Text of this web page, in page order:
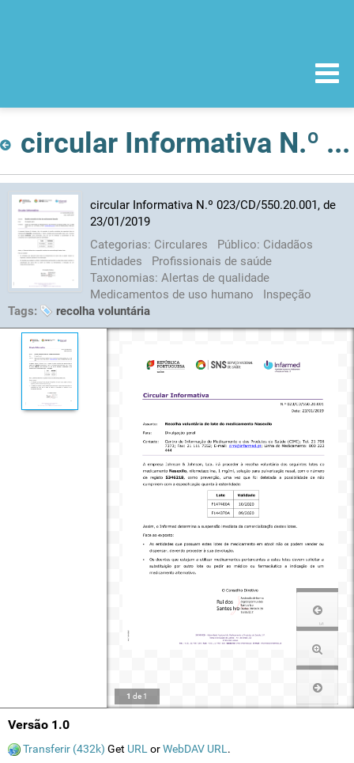
circular Informativa N.º 023/CD/550.20.001, de 23/01/2019
circular Informativa N.º 023/CD/550.20.001, de
23/01/2019
Categorias: Circulares Público: Cidadãos
Entidades
Profissionais de saúde
Taxonomias: Alertas de qualidade
Medicamentos de uso humano
Inspeção
Tags:
recolha voluntária
1 de 1
Versão 1.0
Transferir (432k) Get URL orWebDAV URL .